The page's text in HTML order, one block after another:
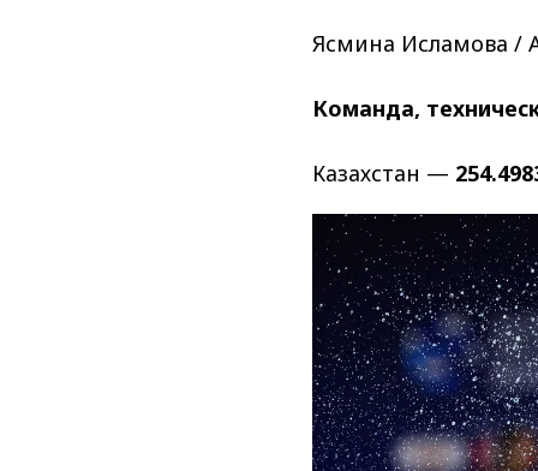
Ясмина Исламова /
Команда,
Казахстан —